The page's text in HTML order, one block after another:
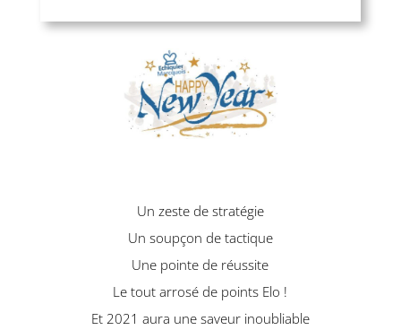
Un zeste de stratégie
Un soupçon de tactique
Une pointe de réussite
Le tout arrosé de points Elo !
Et 2021 aura une saveur inoubliable